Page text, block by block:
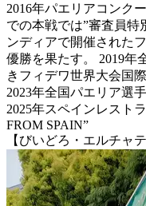
2016年パエリアコンク
での本戦では”審査員特
ンディアで開催された
優勝を果たす。 2019年
きフィデワ世界大会国
2023年全国パエリア選手
2025年スペインレスト
FROM SPAIN”
【びいどろ・エルチャ